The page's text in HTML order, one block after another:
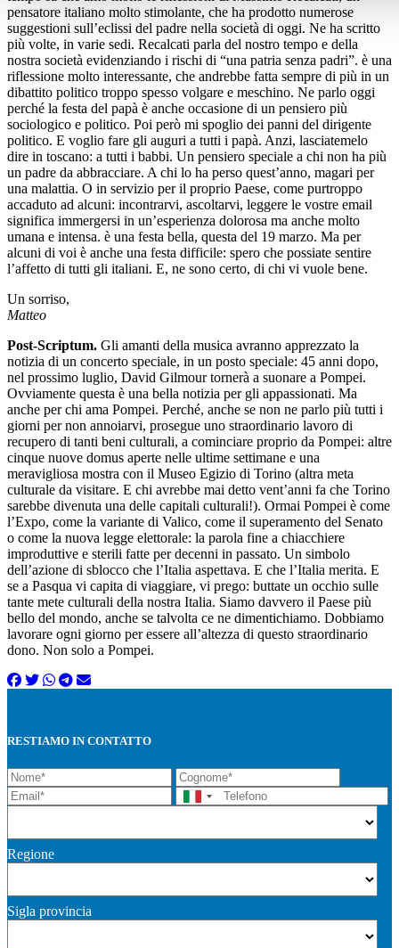
pensatore italiano molto stimolante, che ha prodotto numerose
suggestioni sull’eclissi del padre nella società di oggi. Ne ha scritto
più volte, in varie sedi. Recalcati parla del nostro tempo e della
nostra società evidenziando i rischi di “una patria senza padri”. è una
riflessione molto interessante, che andrebbe fatta sempre di più in un
dibattito politico troppo spesso volgare e meschino. Ne parlo oggi
perché la festa del papà è anche occasione di un pensiero più
sociologico e politico. Poi però mi spoglio dei panni del dirigente
politico. E voglio fare gli auguri a tutti i papà. Anzi, lasciatemelo
dire in toscano: a tutti i babbi. Un pensiero speciale a chi non ha più
un padre da abbracciare. A chi lo ha perso quest’anno, magari per
una malattia. O in servizio per il proprio Paese, come purtroppo
accaduto ad alcuni: incontrarvi, ascoltarvi, leggere le vostre email
significa immergersi in un’esperienza dolorosa ma anche molto
umana e intensa. è una festa bella, questa del 19 marzo. Ma per
alcuni di voi è anche una festa difficile: spero che possiate sentire
l’affetto di tutti gli italiani. E, ne sono certo, di chi vi vuole bene.
Un sorriso,
Matteo
Post-Scriptum. Gli amanti della musica avranno apprezzato la
notizia di un concerto speciale, in un posto speciale: 45 anni dopo,
nel prossimo luglio, David Gilmour tornerà a suonare a Pompei.
Ovviamente questa è una bella notizia per gli appassionati. Ma
anche per chi ama Pompei. Perché, anche se non ne parlo più tutti i
giorni per non annoiarvi, prosegue uno straordinario lavoro di
recupero di tanti beni culturali, a cominciare proprio da Pompei: altre
cinque nuove domus aperte nelle ultime settimane e una
meravigliosa mostra con il Museo Egizio di Torino (altra meta
culturale da visitare. E chi avrebbe mai detto vent’anni fa che Torino
sarebbe divenuta una delle capitali culturali!). Ormai Pompei è come
l’Expo, come la variante di Valico, come il superamento del Senato
o come la nuova legge elettorale: la parola fine a chiacchiere
improduttive e sterili fatte per decenni in passato. Un simbolo
dell’azione di sblocco che l’Italia aspettava. E che l’Italia merita. E
se a Pasqua vi capita di viaggiare, vi prego: buttate un occhio sulle
tante mete culturali della nostra Italia. Siamo davvero il Paese più
bello del mondo, anche se talvolta ce ne dimentichiamo. Dobbiamo
lavorare ogni giorno per essere all’altezza di questo straordinario
dono. Non solo a Pompei.
RESTIAMO IN CONTATTO
Regione
Sigla provincia